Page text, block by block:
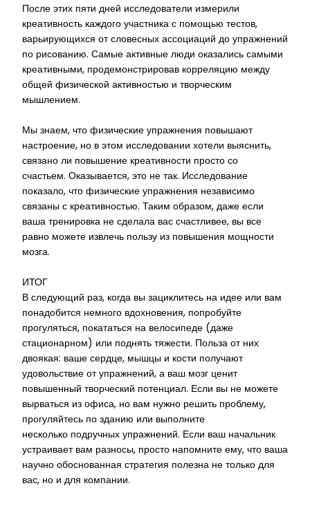
После этих пяти дней исследователи измерили
креативность каждого участника с помощью тестов,
варьирующихся от словесных ассоциаций до упражнений
по рисованию. Самые активные люди оказались самыми
креативными, продемонстрировав корреляцию между
общей физической активностью и творческим
мышлением.
Мы знаем, что физические упражнения повышают
настроение, но в этом исследовании хотели выяснить,
связано ли повышение креативности просто со
счастьем. Оказывается, это не так. Исследование
показало, что физические упражнения независимо
связаны с креативностью. Таким образом, даже если
ваша тренировка не сделала вас счастливее, вы все
равно можете извлечь пользу из повышения мощности
мозга.
ИТОГ
В следующий раз, когда вы зациклитесь на идее или вам
понадобится немного вдохновения, попробуйте
прогуляться, покататься на велосипеде (даже
стационарном) или поднять тяжести. Польза от них
двоякая: ваше сердце, мышцы и кости получают
удовольствие от упражнений, а ваш мозг ценит
повышенный творческий потенциал. Если вы не можете
вырваться из офиса, но вам нужно решить проблему,
прогуляйтесь по зданию или выполните
несколько подручных упражнений. Если ваш начальник
устраивает вам разносы, просто напомните ему, что ваша
научно обоснованная стратегия полезна не только для
вас, но и для компании.